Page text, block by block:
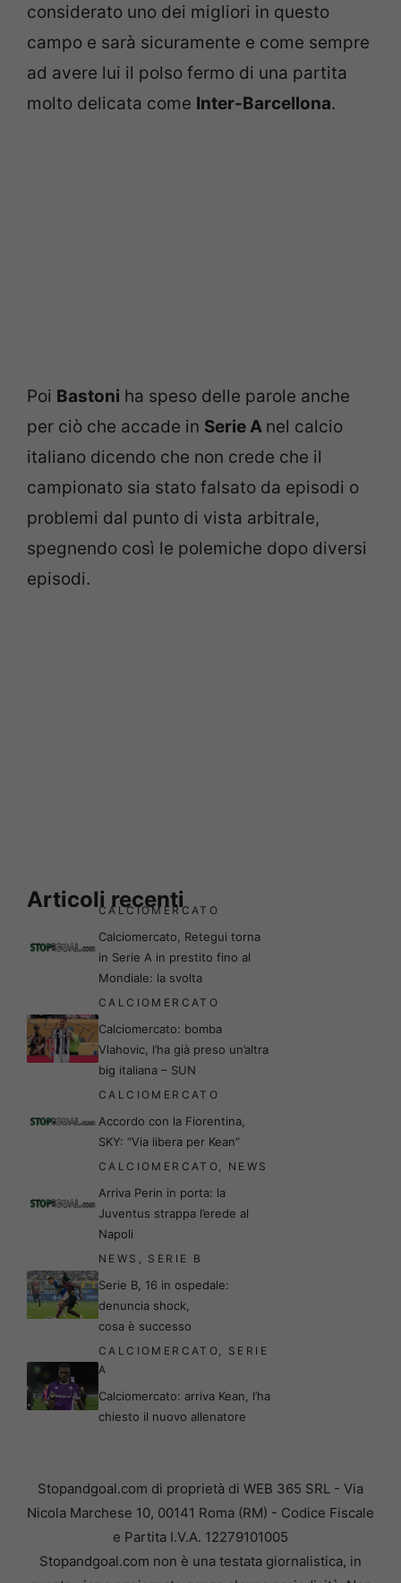
considerato uno dei migliori in questo
campo e sarà sicuramente e come sempre
ad avere lui il polso fermo di una partita
molto delicata come Inter-Barcellona.
Poi Bastoni ha speso delle parole anche
per ciò che accade in Serie A nel calcio
italiano dicendo che non crede che il
campionato sia stato falsato da episodi o
problemi dal punto di vista arbitrale,
spegnendo così le polemiche dopo diversi
episodi.
Articoli recenti
CALCIOMERCATO
Calciomercato, Retegui torna
in Serie A in prestito fino al
Mondiale: la svolta
CALCIOMERCATO
Calciomercato: bomba
Vlahovic, l’ha già preso un’altra
big italiana – SUN
CALCIOMERCATO
Accordo con la Fiorentina,
SKY: “Via libera per Kean”
CALCIOMERCATO NEWS
Arriva Perin in porta: la
Juventus strappa l’erede al
Napoli
NEWS SERIE B
Serie B, 16 in ospedale:
denuncia shock,
cosa è successo
CALCIOMERCATO
SERIE
A
Calciomercato: arriva Kean, l’ha
chiesto il nuovo allenatore
Stopandgoal.com di proprietà di WEB 365 SRL - Via
Nicola Marchese 10, 00141 Roma (RM) - Codice Fiscale
e Partita I.V.A. 12279101005
Stopandgoal.com non è una testata giornalistica, in